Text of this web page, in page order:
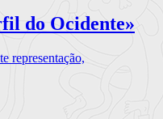
do Ocidente»
representação,